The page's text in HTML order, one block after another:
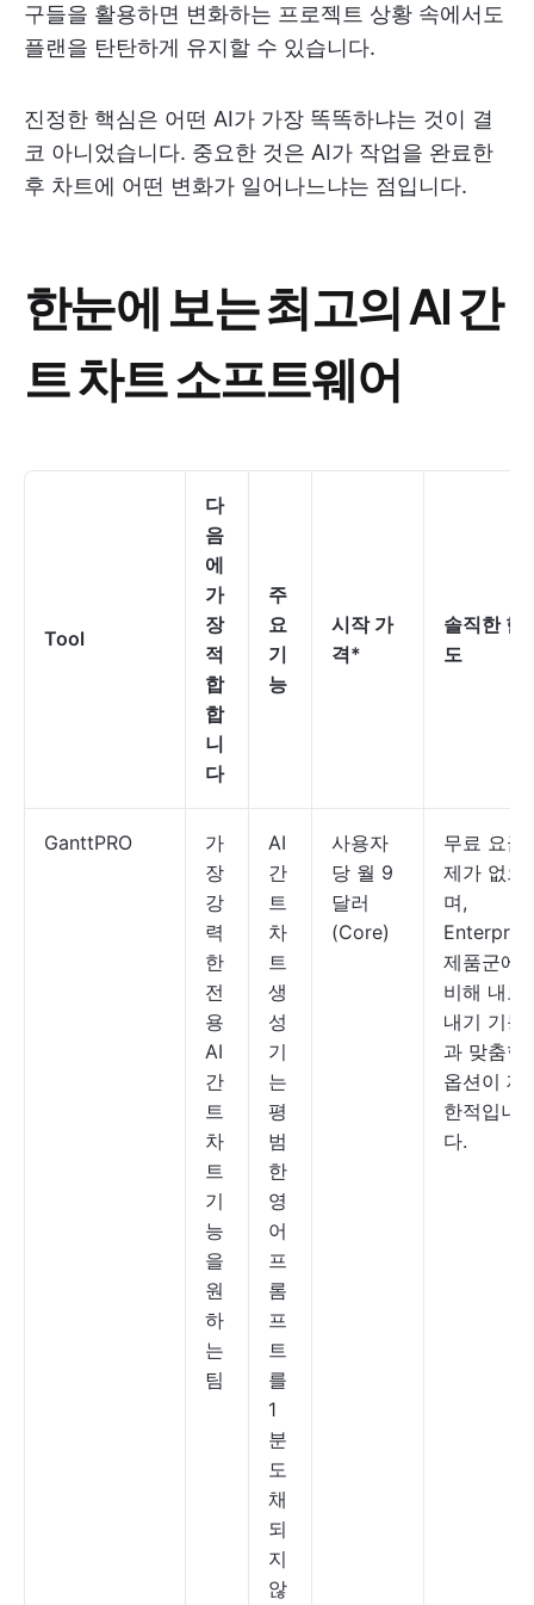
구들을 활용하면 변화하는 프로젝트 상황 속에서도
플랜을 탄탄하게 유지할 수 있습니다.
진정한 핵심은 어떤 AI가 가장 똑똑하냐는 것이 결
코 아니었습니다. 중요한 것은 AI가 작업을 완료한
후 차트에 어떤 변화가 일어나느냐는 점입니다.
한눈에 보는 최고의 AI 간
트 차트 소프트웨어
Tool
다
음
에
가
장
적
합
합
니
다
주
요
기
능
시작 가
격*
솔직한 한
도
GanttPRO
가
장
강
력
한
전
용
AI
간
트
차
트
기
능
을
원
하
는
팀
AI
간
트
차
트
생
성
기
는
평
범
한
영
어
프
롬
프
트
를
1
분
도
채
되
지
않
사용자
당 월 9
달러
(Core)
무료 요금
제가 없으
며,
Enterprise
제품군에
비해 내보
내기 기능
과 맞춤형
옵션이 제
한적입니
다.